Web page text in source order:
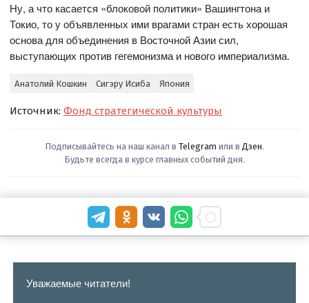
Ну, а что касается «блоковой политики» Вашингтона и
Токио, то у объявленных ими врагами стран есть хорошая
основа для объединения в Восточной Азии сил,
выступающих против гегемонизма и нового империализма.
Анатолий Кошкин Сигэру Исиба Япония
Источник:Фонд стратегической культуры
Подписывайтесь на наш канал в Telegram или в Дзен.
Будьте всегда в курсе главных событий дня.
Уважаемые читатели!